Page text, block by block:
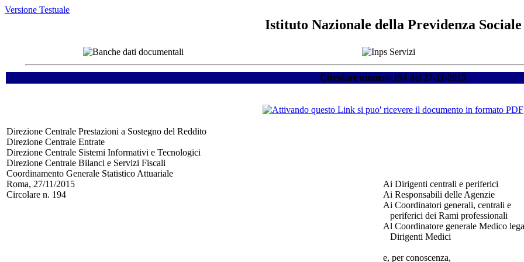
Versione Testuale
Istituto Nazionale della Previdenza Sociale
Circolare numero 194 del 27-11-2015
Direzione Centrale Prestazioni a Sostegno del Reddito
Direzione Centrale Entrate
Direzione Centrale Sistemi Informativi e Tecnologici
Direzione Centrale Bilanci e Servizi Fiscali
Coordinamento Generale Statistico Attuariale
Roma, 27/11/2015
Circolare n. 194
Ai Dirigenti centrali e periferici
Ai Responsabili delle Agenzie
Ai Coordinatori generali, centrali e
periferici dei Rami professionali
Al Coordinatore generale Medico
Dirigenti Medici
e, per conoscenza,